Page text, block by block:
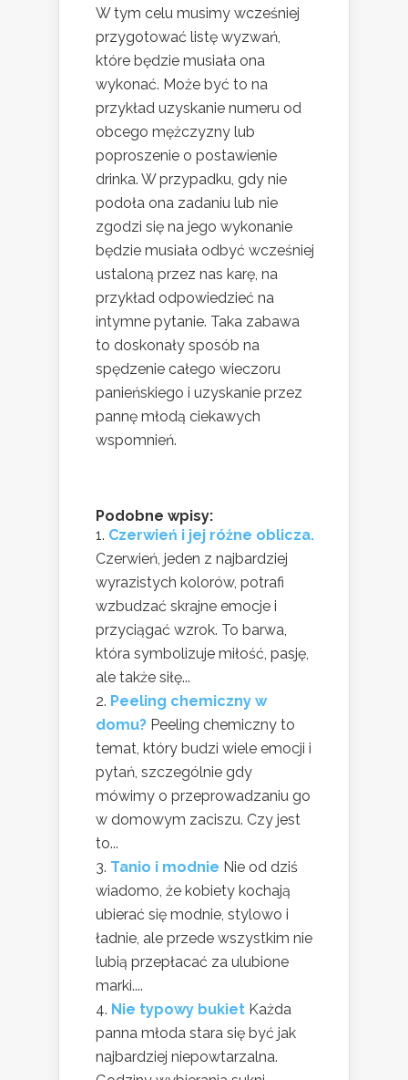
W tym celu musimy wcześniej
przygotować listę wyzwań,
które będzie musiała ona
wykonać. Może być to na
przykład uzyskanie numeru od
obcego mężczyzny lub
poproszenie o postawienie
drinka. W przypadku, gdy nie
podoła ona zadaniu lub nie
zgodzi się na jego wykonanie
będzie musiała odbyć wcześniej
ustaloną przez nas karę, na
przykład odpowiedzieć na
intymne pytanie. Taka zabawa
to doskonały sposób na
spędzenie całego wieczoru
panieńskiego i uzyskanie przez
pannę młodą ciekawych
wspomnień.
Podobne wpisy:
Czerwień i jej różne oblicza.
Czerwień, jeden z najbardziej
wyrazistych kolorów, potrafi
wzbudzać skrajne emocje i
przyciągać wzrok. To barwa,
która symbolizuje miłość, pasję,
ale także siłę...
Peeling chemiczny w
domu? Peeling chemiczny to
temat, który budzi wiele emocji i
pytań, szczególnie gdy
mówimy o przeprowadzaniu go
w domowym zaciszu. Czy jest
to...
Tanio i modnie Nie od dziś
wiadomo, że kobiety kochają
ubierać się modnie, stylowo i
ładnie, ale przede wszystkim nie
lubią przepłacać za ulubione
marki....
Nie typowy bukiet Każda
panna młoda stara się być jak
najbardziej niepowtarzalna.